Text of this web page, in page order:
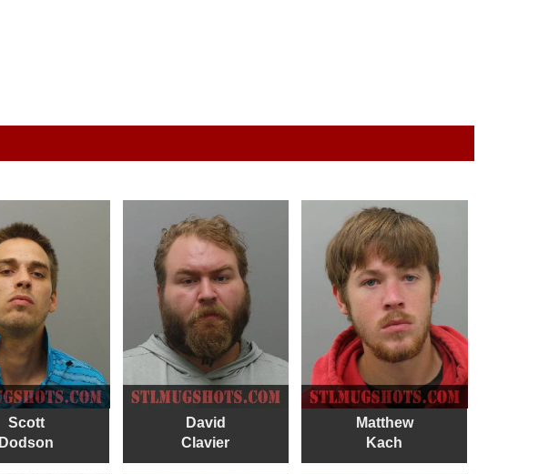
Scott
Dodson
David
Clavier
Matthew
Kach